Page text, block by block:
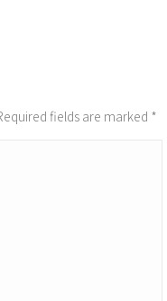
fields are marked *